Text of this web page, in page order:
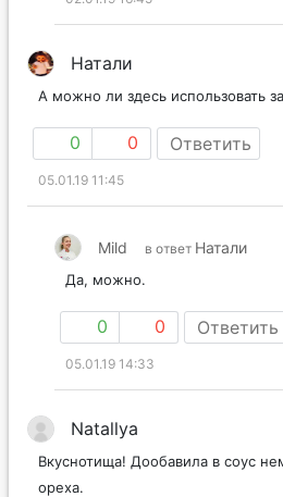
Натали
А можно ли здесь использовать
0 0 Ответить
05.01.19 11:45
Mild в ответ Натали
Да, можно.
0 0 Ответить
05.01.19 14:33
Natallya
Вкуснотища! Дообавила в соус
ореха.